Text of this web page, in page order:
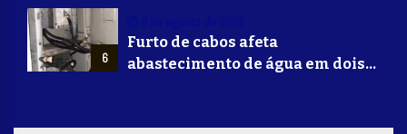
6
Furto de cabos afeta
abastecimento de água em dois